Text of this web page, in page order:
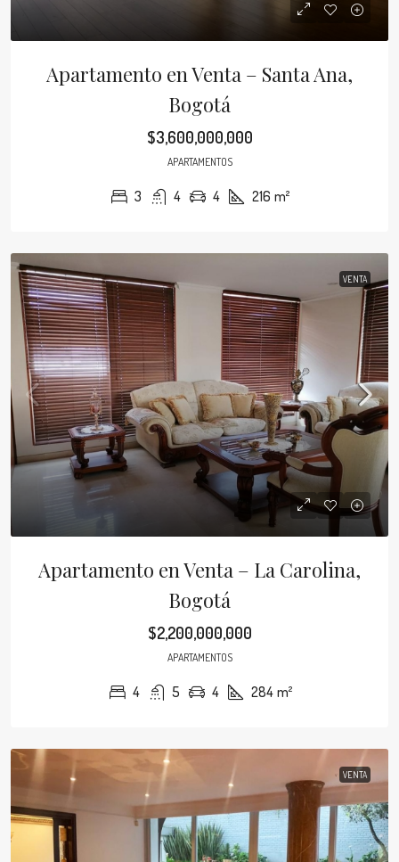
Apartamento en Venta – Santa Ana,
Bogotá
$3,600,000,000
APARTAMENTOS
3 4 4 216 m²
VENTA
Apartamento en Venta – La Carolina,
Bogotá
$2,200,000,000
APARTAMENTOS
4 5 4 284 m²
VENTA